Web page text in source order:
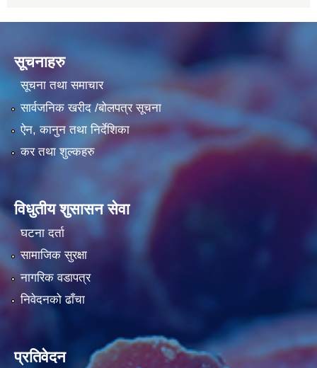
सूचनाहरु
सूचना तथा समाचार
सार्वजनिक खरीद /बोलपत्र सूचना
ऐन, कानुन तथा निर्देशिका
कर तथा शुल्कहरु
विधुतीय शुसासन सेवा
घटना दर्ता
सामाजिक सुरक्षा
नागरिक वडापत्र
निवेदनको ढाँचा
प्रतिवेदन